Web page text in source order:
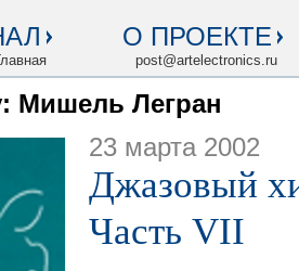
О ПРОЕКТЕ
post@artelectronics.ru
Мишель Легран
23 марта 2002
Джазовый
Часть VII